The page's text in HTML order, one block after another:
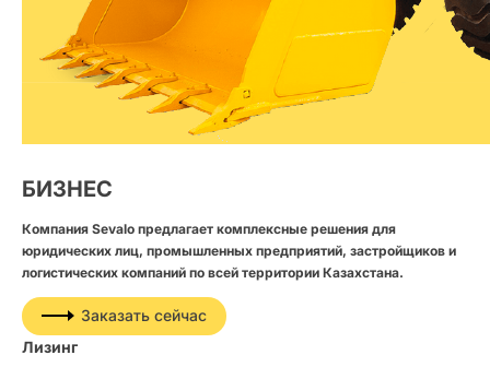
БИЗНЕС
Компания Sevalo предлагает комплексные решения для
юридических лиц, промышленных предприятий, застройщиков и
логистических компаний по всей территории Казахстана.
Заказать сейчас
Лизинг